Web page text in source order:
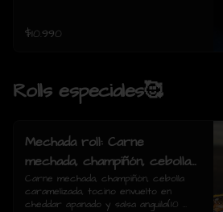
$10.990
Rolls especiales🥰
Mechada roll: Carne
mechada, champiñón, cebolla
caramelizada, tocino envuelto
en cheddar apanado y salsa
Carne mechada, champiñón, cebolla
caramelizada, tocino envuelto en
cheddar apanado y salsa anguila(10